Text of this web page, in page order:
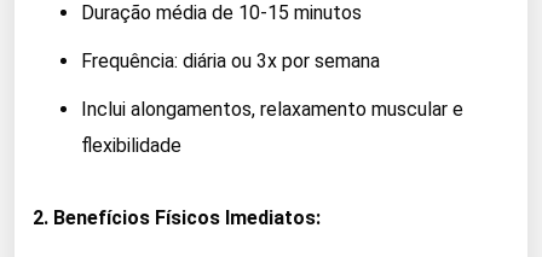
Duração média de 10-15 minutos
Frequência: diária ou 3x por semana
Inclui alongamentos, relaxamento muscular e
flexibilidade
2. Benefícios Físicos Imediatos: